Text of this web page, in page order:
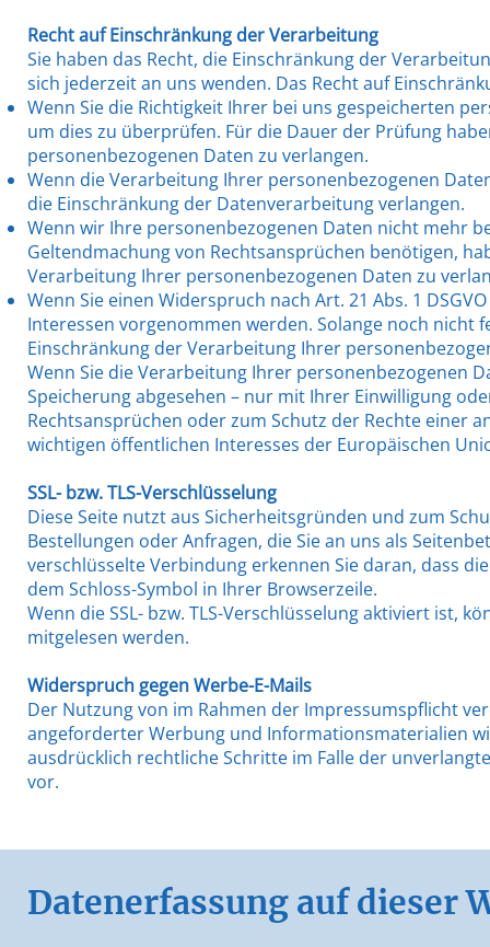
Recht auf Einschränkung der Verarbeitung
Sie haben das Recht, die Einschränkung der
sich jederzeit an uns wenden. Das Recht auf
Wenn Sie die Richtigkeit Ihrer bei uns gespeicherten
um dies zu überprüfen. Für die Dauer der Prüfung
personenbezogenen Daten zu verlangen.
Wenn die Verarbeitung Ihrer personenbezogenen
die Einschränkung der Datenverarbeitung verlangen.
Wenn wir Ihre personenbezogenen Daten nicht mehr
Geltendmachung von Rechtsansprüchen benötigen,
Verarbeitung Ihrer personenbezogenen Daten zu
Wenn Sie einen Widerspruch nach Art. 21 Abs. 1
Interessen vorgenommen werden. Solange noch nicht
Einschränkung der Verarbeitung Ihrer
Wenn Sie die Verarbeitung Ihrer personenbezogenen
Speicherung abgesehen – nur mit Ihrer Einwilligung
Rechtsansprüchen oder zum Schutz der Rechte einer
wichtigen öffentlichen Interesses der Europäischen
SSL- bzw. TLS-Verschlüsselung
Diese Seite nutzt aus Sicherheitsgründen und zum
Bestellungen oder Anfragen, die Sie an uns als
verschlüsselte Verbindung erkennen Sie daran, dass
dem Schloss-Symbol in Ihrer Browserzeile.
Wenn die SSL- bzw. TLS-Verschlüsselung aktiviert ist,
mitgelesen werden.
Widerspruch gegen Werbe-E-Mails
Der Nutzung von im Rahmen der Impressumspflicht
angeforderter Werbung und Informationsmaterialien
ausdrücklich rechtliche Schritte im Falle der
vor.
Datenerfassung auf dieser